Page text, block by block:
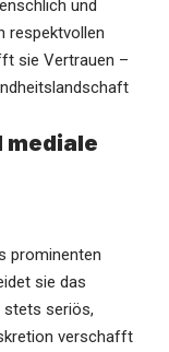
und
respektvollen
sie Vertrauen –
mediale
prominenten
sie das
stets seriös,
verschafft